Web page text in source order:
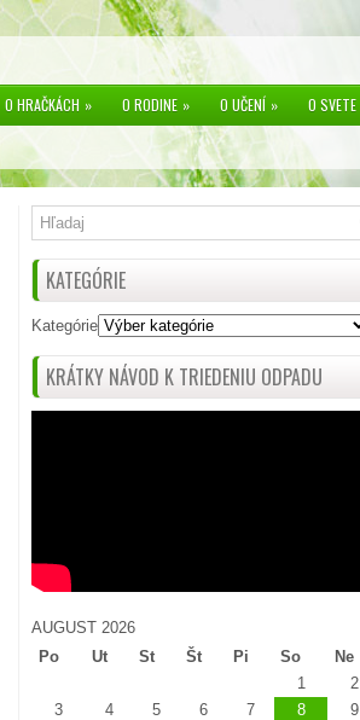
O HRAČKÁCH » O RODINE » O UČENÍ » O SVETE
KATEGÓRIE
Kategórie
KRÁTKY NÁVOD K TRIEDENIU ODPADU
AUGUST 2026
Po
Ut St Št Pi So Ne
1
2
3
4 5 6 7 8
9